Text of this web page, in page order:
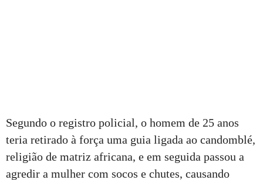
Segundo o registro policial, o homem de 25 anos
teria retirado à força uma guia ligada ao candomblé,
religião de matriz africana, e em seguida passou a
agredir a mulher com socos e chutes, causando